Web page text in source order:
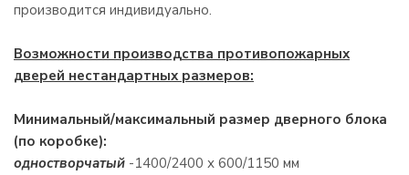
производится индивидуально.
Возможности производства противопожарных
дверей нестандартных размеров:
Минимальный/максимальный размер дверного блока
(по коробке):
одностворчатый -1400/2400 х 600/1150 мм